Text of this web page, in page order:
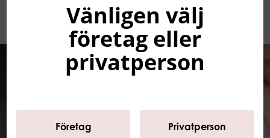
0
Vänligen välj
företag eller
privatperson
Företag Privatperson